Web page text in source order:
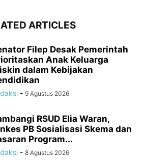
ARTICLES
Filep Desak Pemerintah
Anak Keluarga
dalam Kebijakan
- 9 Agustus 2026
RSUD Elia Waran,
PB Sosialisasi Skema dan
Program...
- 8 Agustus 2026